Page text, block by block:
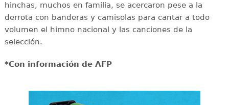
hinchas, muchos en familia, se acercaron pese a la
derrota con banderas y camisolas para cantar a todo
volumen el himno nacional y las canciones de la
selección.
*Con información de AFP